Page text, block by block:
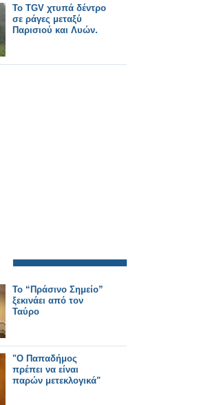
Το TGV χτυπά δέντρο
σε ράγες μεταξύ
Παρισιού και Λυών.
Το “Πράσινο Σημείο”
ξεκινάει από τον
Ταύρο
"Ο Παπαδήμος
πρέπει να είναι
παρών μετεκλογικά"